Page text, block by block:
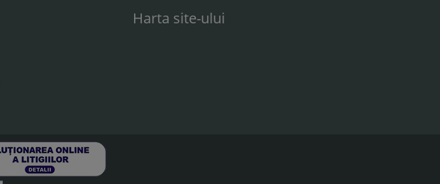
Harta site-ului